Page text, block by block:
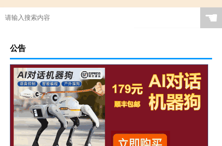
最新足球规则
足球小场规则
足球规则详解
骨密度多大年龄测定
春节买车还是新车划算呢
大学新生见面会是什么
银潮足球俱乐部
“自要辒凉费鲍鱼”的出处是哪里
动画工作室物语攻略
5人制和7人制足球规则
天风总结A股日历效应:四季度金融、稳定类等板块占优
☚
公告